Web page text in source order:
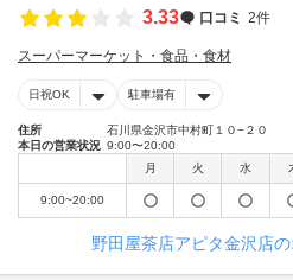
3.33
口コミ 2件
スーパーマーケット・食品・食材
日祝OK 駐車場有
住所
石川県金沢市中村町１０−２０
本日の営業状況 9:00〜20:00
月
火 水
9:00~20:00
野田屋茶店アピタ金沢店